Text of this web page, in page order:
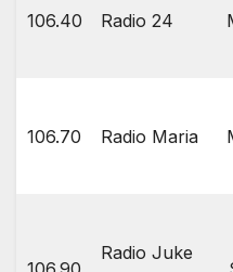
106.40 Radio 24
106.70 Radio Maria
Radio Juke